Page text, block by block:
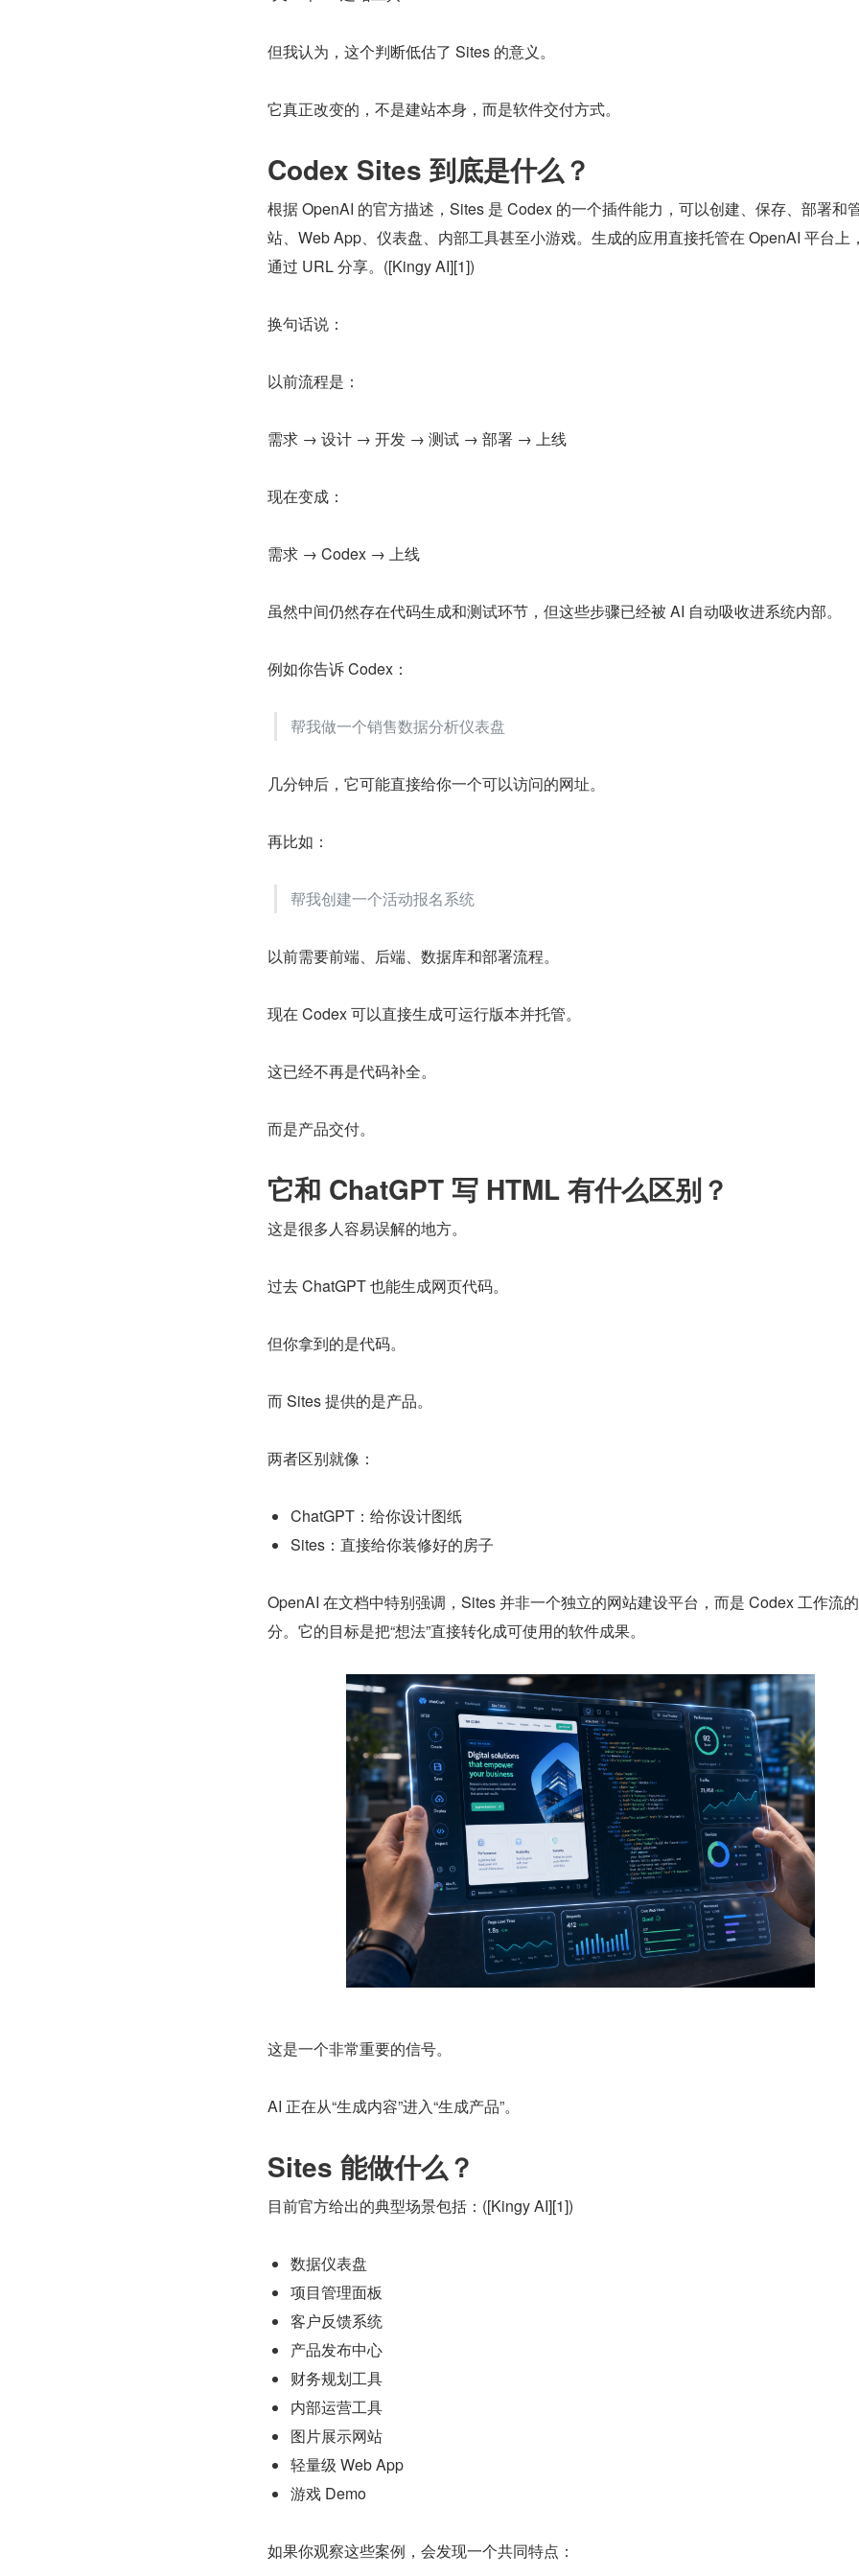
但我认为，这个判断低估了 Sites 的意义。
它真正改变的，不是建站本身，而是软件交付方式。
Codex Sites 到底是什么？
根据 OpenAI 的官方描述，Sites 是 Codex 的一个插件能力，可以创建、保存、部署和
站、Web App、仪表盘、内部工具甚至小游戏。生成的应用直接托管在 OpenAI 平台上
通过 URL 分享。([Kingy AI][1])
换句话说：
以前流程是：
需求 → 设计 → 开发 → 测试 → 部署 → 上线
现在变成：
需求 → Codex → 上线
虽然中间仍然存在代码生成和测试环节，但这些步骤已经被 AI 自动吸收进系统内部。
例如你告诉 Codex：
帮我做一个销售数据分析仪表盘
几分钟后，它可能直接给你一个可以访问的网址。
再比如：
帮我创建一个活动报名系统
以前需要前端、后端、数据库和部署流程。
现在 Codex 可以直接生成可运行版本并托管。
这已经不再是代码补全。
而是产品交付。
它和 ChatGPT 写 HTML 有什么区别？
这是很多人容易误解的地方。
过去 ChatGPT 也能生成网页代码。
但你拿到的是代码。
而 Sites 提供的是产品。
两者区别就像：
ChatGPT：给你设计图纸
Sites：直接给你装修好的房子
OpenAI 在文档中特别强调，Sites 并非一个独立的网站建设平台，而是 Codex 工作流
分。它的目标是把“想法”直接转化成可使用的软件成果。
这是一个非常重要的信号。
AI 正在从“生成内容”进入“生成产品”。
Sites 能做什么？
目前官方给出的典型场景包括：([Kingy AI][1])
数据仪表盘
项目管理面板
客户反馈系统
产品发布中心
财务规划工具
内部运营工具
图片展示网站
轻量级 Web App
游戏 Demo
如果你观察这些案例，会发现一个共同特点：